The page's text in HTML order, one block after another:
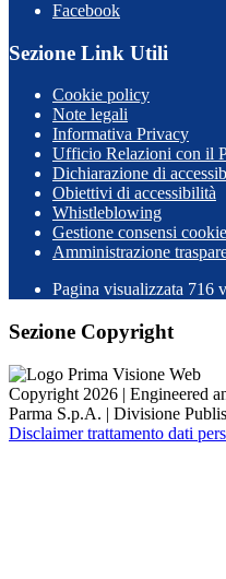
Facebook
Sezione Link Utili
Cookie policy
Note legali
Informativa Privacy
Ufficio Relazioni con il
Dichiarazione di
Obiettivi di accessibilità
Whistleblowing
Gestione consensi cookie
Amministrazione
Pagina visualizzata 716
Sezione Copyright
Copyright 2026 | Engineered
Parma S.p.A. | Divisione
Disclaimer trattamento dati